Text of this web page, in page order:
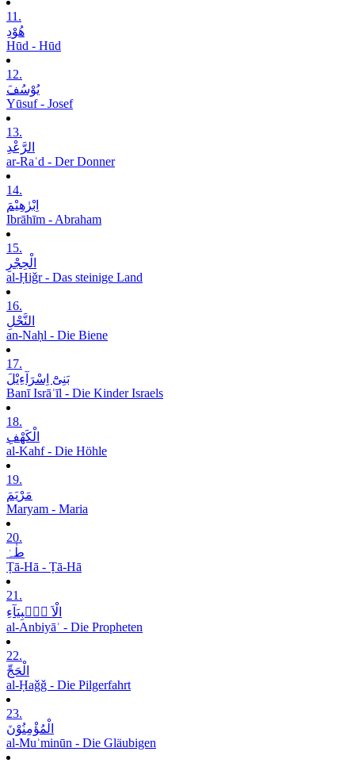
11.
ھُوْدِ
Hūd - Hūd
12.
یُوْسُفَ
Yūsuf - Josef
13.
الرَّعْدِ
ar-Raʿd - Der Donner
14.
اِبْرٰھِیْمَ
Ibrāhīm - Abraham
15.
الْحِجْرِ
al-Ḥiǧr - Das steinige Land
16.
النَّحْلِ
an-Naḥl - Die Biene
17.
بَنِیْٓ اِسْرَآءِیْلَ
Banī Isrāʾīl - Die Kinder Israels
18.
الْکَھْفِ
al-Kahf - Die Höhle
19.
مَرْیَمَ
Maryam - Maria
20.
طٰہٰ
Ṭā-Hā - Ṭā-Hā
21.
الْاَ نۡۢبِیَآءِ
al-Anbiyāʾ - Die Propheten
22.
الْحَجِّ
al-Ḥaǧǧ - Die Pilgerfahrt
23.
الْمُؤْمِنُوْنَ
al-Muʾminūn - Die Gläubigen